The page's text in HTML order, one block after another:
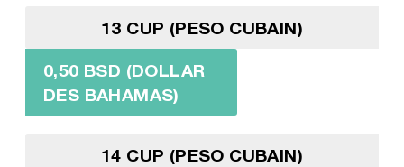
13 CUP (PESO CUBAIN)
0,50 BSD (DOLLAR
DES BAHAMAS)
14 CUP (PESO CUBAIN)